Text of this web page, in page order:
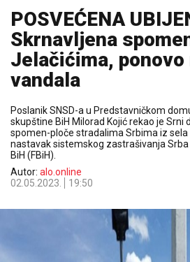
POSVEĆENA
Skrnavljena
Јelačićima, ponovo
vandala
Poslanik SNSD-a u Predstavničkom
skupštine BiH Milorad Kojić rekao je Srni
spomen-ploče stradalima Srbima iz sela
nastavak sistemskog zastrašivanja
BiH (FBiH).
Autor: alo.online
02.05.2023.
19:50